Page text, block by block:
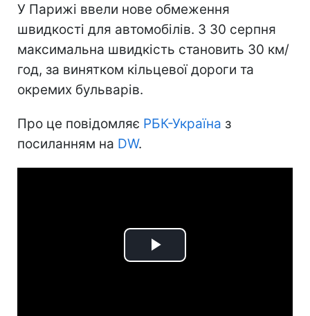
У Парижі ввели нове обмеження
швидкості для автомобілів. З 30 серпня
максимальна швидкість становить 30 км/
год, за винятком кільцевої дороги та
окремих бульварів.
Про це повідомляє РБК-Україна з
посиланням на DW.
Play